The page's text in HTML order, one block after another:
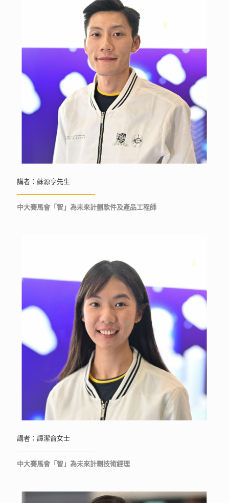
講者：蘇源亨先生
中大賽馬會「智」為未來計劃軟件及產品工程師
講者：譚潔俞女士
中大賽馬會「智」為未來計劃技術經理